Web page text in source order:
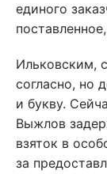
единого
Ильковским,
согласно, но
и букву.
Выжлов
взяток в
за